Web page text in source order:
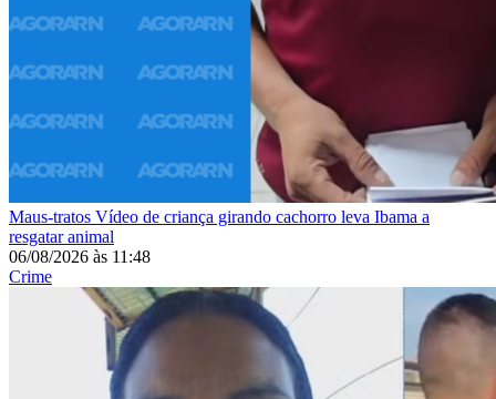
Maus-tratos Vídeo de criança girando cachorro leva Ibama a
resgatar animal
06/08/2026 às 11:48
Crime